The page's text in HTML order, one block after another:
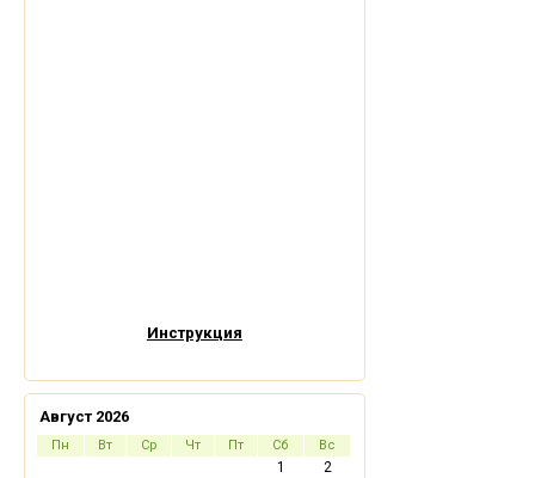
Инструкция
Август 2026
Пн Вт Ср Чт Пт Сб Вс
1
2